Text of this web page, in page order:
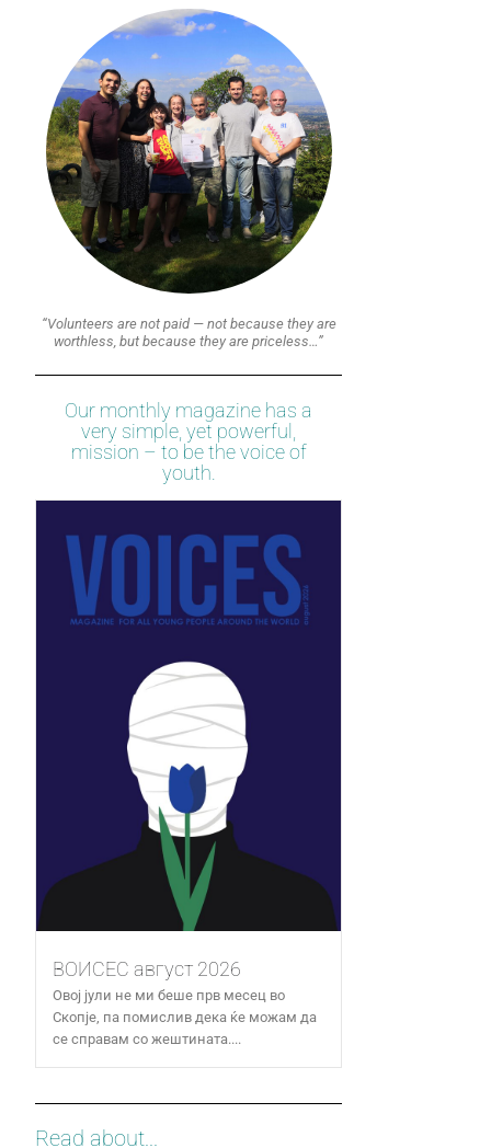
“Volunteers are not paid — not because they are
worthless, but because they are priceless…”
Our monthly magazine has a
very simple, yet powerful,
mission – to be the voice of
youth.
ВОИСЕС август 2026
Овој јули не ми беше прв месец во
Скопје, па помислив дека ќе можам да
се справам со жештината....
Read about...